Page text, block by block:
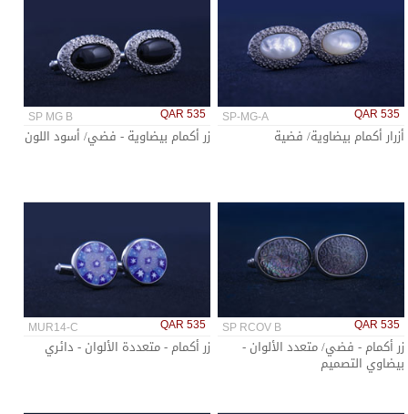
SP-MG-A QAR 535
أزرار أكمام بيضاوية/ فضية
SP MG B QAR 535
زر أكمام بيضاوية - فضي/ أسود اللون
SP RCOV B QAR 535
زر أكمام - فضي/ متعدد الألوان -
بيضاوي التصميم
MUR14-C QAR 535
زر أكمام - متعددة الألوان - دائري